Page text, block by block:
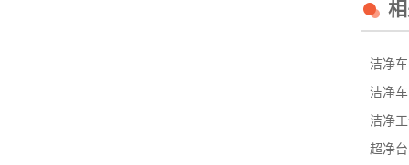
洁净
洁净
洁净
超净